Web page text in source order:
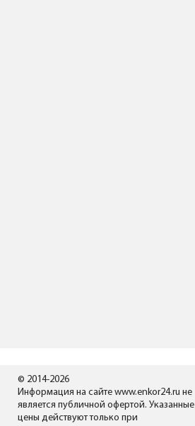
© 2014-2026
Информация на сайте www.enkor24.ru не
является публичной офертой. Указанные
цены действуют только при